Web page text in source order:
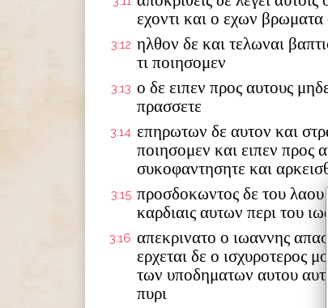
εχοντι και ο εχων βρωματα
3:12 ηλθον δε και τελωναι
τι ποιησομεν
3:13 ο δε ειπεν προς αυτους
πρασσετε
3:14 επηρωτων δε αυτον και
ποιησομεν και ειπεν προς
συκοφαντησητε και
3:15 προσδοκωντος δε του λαου
καρδιαις αυτων περι του
3:16 απεκρινατο ο ιωαννης
ερχεται δε ο ισχυροτερος
των υποδηματων αυτου
πυρι